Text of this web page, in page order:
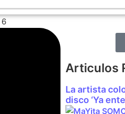
Articulos
La artista
disco ‘Ya